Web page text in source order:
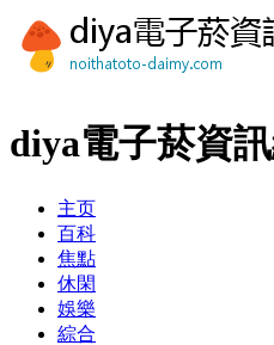
diya電子菸資
主页
百科
焦點
休閑
娛樂
綜合